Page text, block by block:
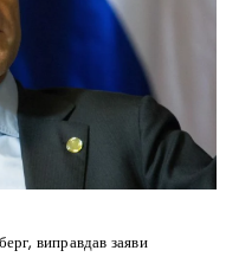
виправдав заяви